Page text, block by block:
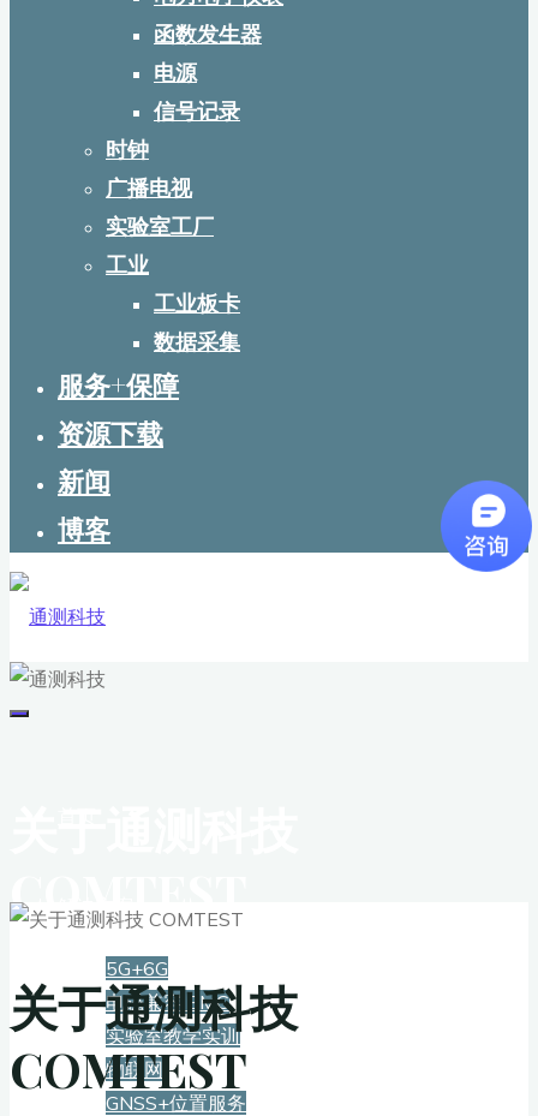
函数发生器
电源
信号记录
时钟
广播电视
实验室工厂
工业
工业板卡
数据采集
服务+保障
资源下载
新闻
博客
解决方案
5G+6G
电磁兼容 EMC
实验室教学实训
物联网
GNSS+位置服务
COMTEST
关于通测科技
COMTEST